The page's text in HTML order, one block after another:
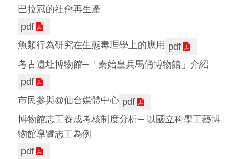
巴拉冠的社會再生產
pdf
魚類行為研究在生態毒理學上的應用 pdf
考古遺址博物館─「秦始皇兵馬俑博物館」介紹
pdf
市民參與@仙台媒體中心 pdf
博物館志工養成考核制度分析─ 以國立科學工藝博
物館導覽志工為例
pdf